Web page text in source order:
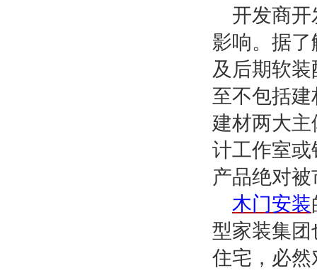
开发商
影响。据
及后期软装
至不包括
建材两大
计工作室
产品绝对
木门安装
型家装集
住宅，必然